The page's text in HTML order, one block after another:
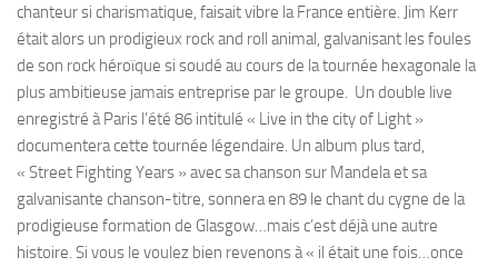
chanteur si charismatique, faisait vibre la France entière. Jim Kerr
était alors un prodigieux rock and roll animal, galvanisant les foules
de son rock héroïque si soudé au cours de la tournée hexagonale la
plus ambitieuse jamais entreprise par le groupe. Un double live
enregistré à Paris l’été 86 intitulé « Live in the city of Light »
documentera cette tournée légendaire. Un album plus tard,
« Street Fighting Years » avec sa chanson sur Mandela et sa
galvanisante chanson-titre, sonnera en 89 le chant du cygne de la
prodigieuse formation de Glasgow…mais c’est déjà une autre
histoire. Si vous le voulez bien revenons à « il était une fois…once